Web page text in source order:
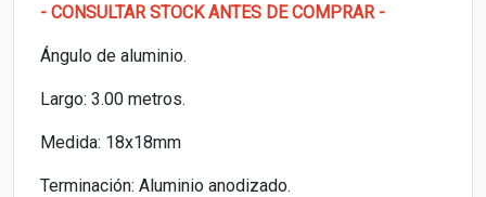
- CONSULTAR STOCK ANTES DE COMPRAR -
Ángulo de aluminio.
Largo: 3.00 metros.
Medida: 18x18mm
Terminación: Aluminio anodizado.